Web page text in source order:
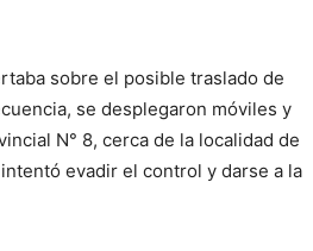
sobre el posible traslado de
se desplegaron móviles y
N° 8, cerca de la localidad de
evadir el control y darse a la